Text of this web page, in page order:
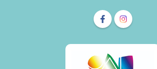
Volg ons op
Volg